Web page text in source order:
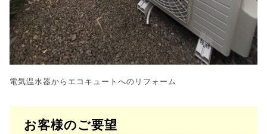
電気温水器からエコキュートへのリフォーム
お客様のご要望